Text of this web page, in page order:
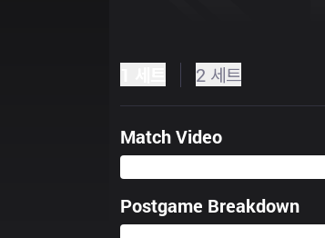
2 세트
Match Video
Postgame Breakdown